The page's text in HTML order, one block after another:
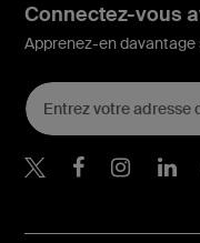
Connectez-vous
Apprenez-en
Belkin
Belkin